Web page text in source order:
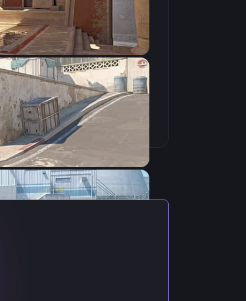
Скопировать
настройками игрока.